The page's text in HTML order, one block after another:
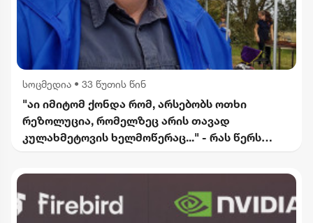
სოცმედია • 33 წუთის წინ
"აი იმიტომ ქონდა რომ, არსებობს ოთხი
რეზოლუცია, რომელზეც არის თავად
კულახმეტოვის ხელმოწერაც..." - რას წერს